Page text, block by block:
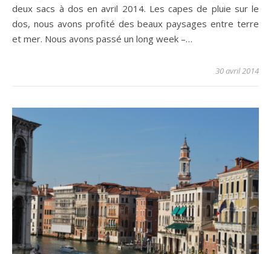
deux sacs à dos en avril 2014. Les capes de pluie sur le
dos, nous avons profité des beaux paysages entre terre
et mer. Nous avons passé un long week –…
30 avril 2014